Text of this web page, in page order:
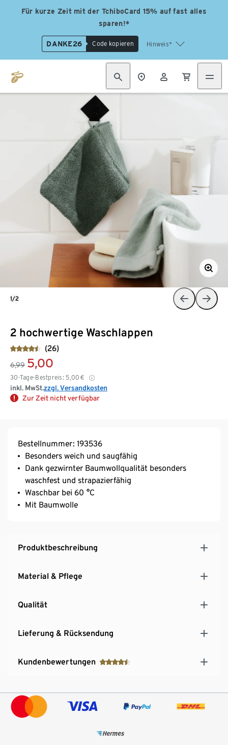
Für kurze Zeit mit der TchiboCard 15% auf fast alles
sparen!*
DANKE26 Code kopieren Hinweis*
2 hochwertige Waschlappen
(26)
6,99 5,00
30-Tage-Bestpreis: 5,00 €
inkl. MwSt.zzgl. Versandkosten
Zur Zeit nicht verfügbar
1/2
Bestellnummer: 193536
Besonders weich und saugfähig
Dank gezwirnter Baumwollqualität besonders
waschfest und strapazierfähig
Waschbar bei 60 °C
Mit Baumwolle
Produktbeschreibung
Material & Pflege
Qualität
Lieferung & Rücksendung
Kundenbewertungen